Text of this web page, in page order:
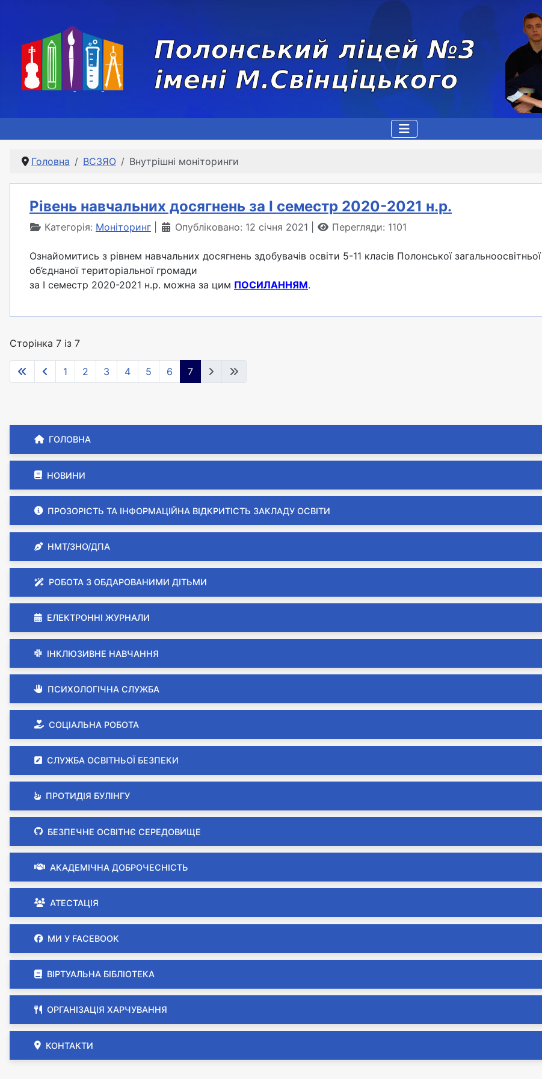
ГОЛОВНА
НОВИНИ
ПРОЗОРІСТЬ ТА ІНФОРМАЦІЙНА ВІДКРИТІСТЬ ЗАКЛАДУ ОСВІТИ
НМТ/ЗНО/ДПА
РОБОТА З ОБДАРОВАНИМИ ДІТЬМИ
ЕЛЕКТРОННІ ЖУРНАЛИ
ІНКЛЮЗИВНЕ НАВЧАННЯ
ПСИХОЛОГІЧНА СЛУЖБА
СОЦІАЛЬНА РОБОТА
СЛУЖБА ОСВІТНЬОЇ БЕЗПЕКИ
ПРОТИДІЯ БУЛІНГУ
БЕЗПЕЧНЕ ОСВІТНЄ СЕРЕДОВИЩЕ
АКАДЕМІЧНА ДОБРОЧЕСНІСТЬ
АТЕСТАЦІЯ
МИ У FACEBOOK
ВІРТУАЛЬНА БІБЛІОТЕКА
ОРГАНІЗАЦІЯ ХАРЧУВАННЯ
КОНТАКТИ
Головна ВСЗЯО Внутрішні моніторинги
Рівень навчальних досягнень за I семестр 2020-2021 н.р.
Категорія: Моніторинг Опубліковано: 12 січня 2021 Перегляди: 1101
Ознайомитись з рівнем навчальних досягнень здобувачів освіти 5-11 класів Полонської
об’єднаної територіальної громади
за I семестр 2020-2021 н.р. можна за цим ПОСИЛАННЯМ.
Сторінка 7 із 7
1 2 3 4 5 6 7